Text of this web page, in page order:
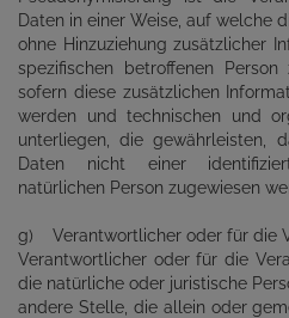
Daten in einer Weise, auf welche
ohne Hinzuziehung zusätzlicher
spezifischen betroffenen Person
sofern diese zusätzlichen
werden und technischen und
unterliegen, die gewährleisten,
Daten nicht einer
natürlichen Person zugewiesen
g) Verantwortlicher oder für die
Verantwortlicher oder für die
die natürliche oder juristische
andere Stelle, die allein oder